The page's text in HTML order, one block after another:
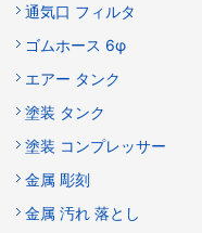
通気口 フィルタ
ゴムホース 6φ
エアー タンク
塗装 タンク
塗装 コンプレッサー
金属 彫刻
金属 汚れ 落とし